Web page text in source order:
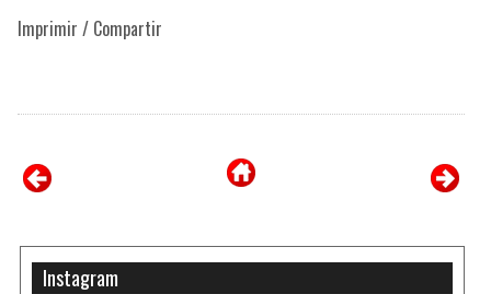
Imprimir / Compartir
Instagram